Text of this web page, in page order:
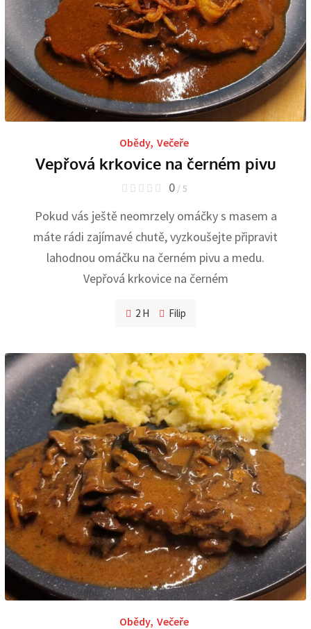
Obědy, Večeře
Vepřová krkovice na černém pivu
0 / 5
Pokud vás ještě neomrzely omáčky s masem a
máte rádi zajímavé chutě, vyzkoušejte připravit
lahodnou omáčku na černém pivu a medu.
Vepřová krkovice na černém
2 H Filip
Obědy, Večeře